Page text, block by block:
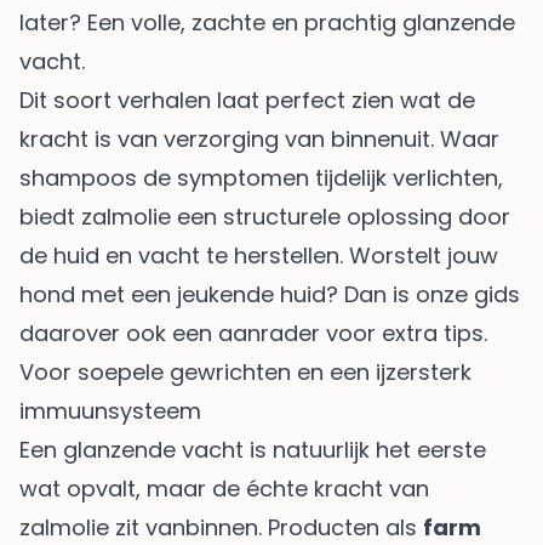
later? Een volle, zachte en prachtig glanzende
vacht.
Dit soort verhalen laat perfect zien wat de
kracht is van verzorging van binnenuit. Waar
shampoos de symptomen tijdelijk verlichten,
biedt zalmolie een structurele oplossing door
de huid en vacht te herstellen. Worstelt jouw
hond met een jeukende huid? Dan is onze gids
daarover ook een aanrader voor extra tips.
Voor soepele gewrichten en een ijzersterk
immuunsysteem
Een glanzende vacht is natuurlijk het eerste
wat opvalt, maar de échte kracht van
zalmolie zit vanbinnen. Producten als farm